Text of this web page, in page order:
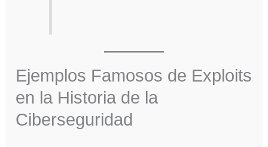
Ejemplos Famosos de Exploits
en la Historia de la
Ciberseguridad